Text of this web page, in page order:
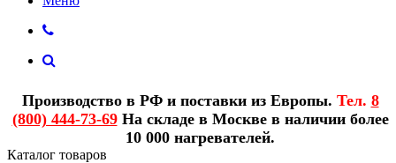
Производство в РФ и поставки из Европы. Тел. 8
(800) 444-73-69На складе в Москве в наличии более
10 000 нагревателей.
Каталог товаров